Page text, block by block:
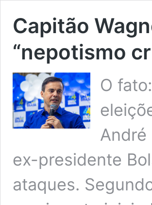
Capitão
“nepotismo
O
André
ex-presidente
ataques.